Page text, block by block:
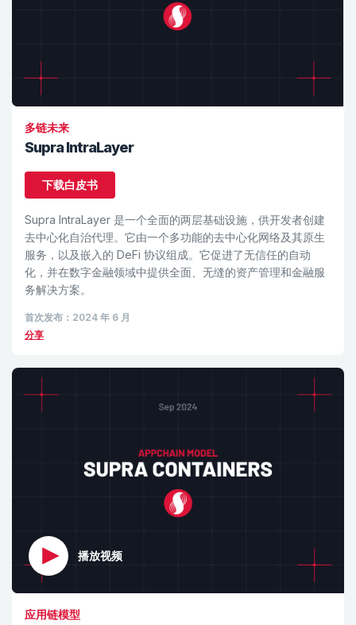
多链未来
Supra IntraLayer
下载白皮书
Supra IntraLayer 是一个全面的两层基础设施，供开发者创建
去中心化自治代理。它由一个多功能的去中心化网络及其原生
服务，以及嵌入的 DeFi 协议组成。它促进了无信任的自动
化，并在数字金融领域中提供全面、无缝的资产管理和金融服
务解决方案。
首次发布：2024 年 6 月
分享
播放视频
应用链模型